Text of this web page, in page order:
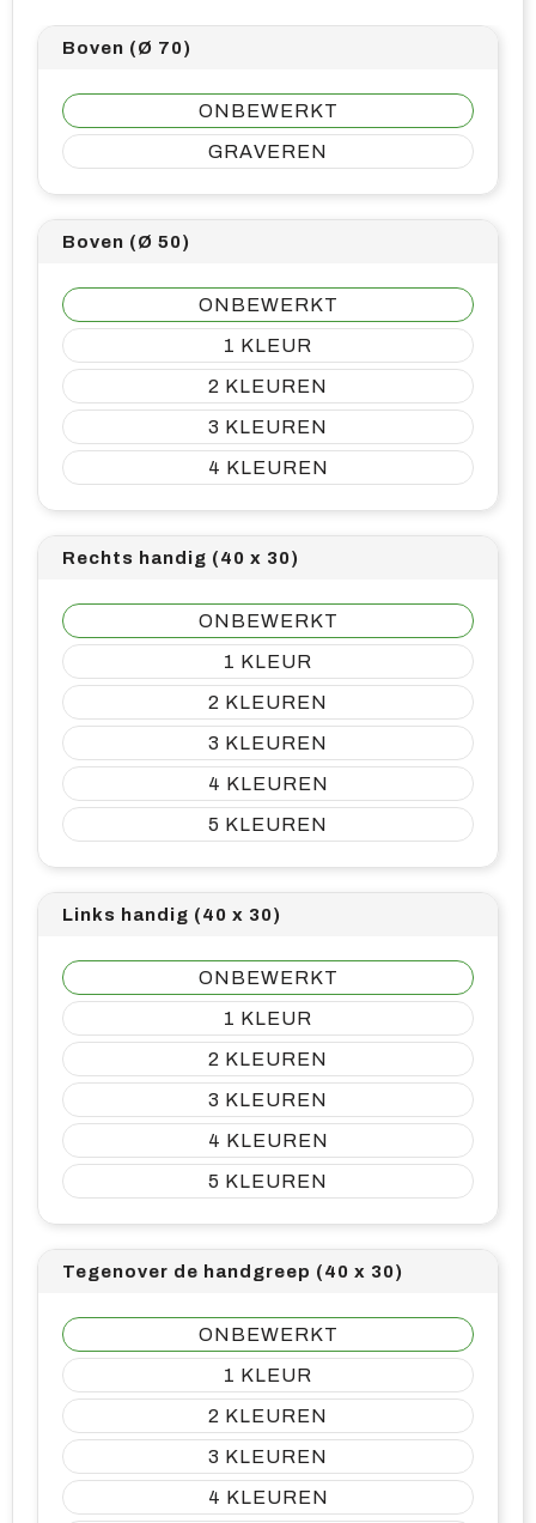
Boven (Ø 70)
ONBEWERKT
GRAVEREN
Boven (Ø 50)
ONBEWERKT
1
2
3
4
Rechts handig (40 x 30)
ONBEWERKT
1
2
3
4
5
Links handig (40 x 30)
ONBEWERKT
1
2
3
4
5
Tegenover de handgreep (40 x 30)
ONBEWERKT
1
2
3
4